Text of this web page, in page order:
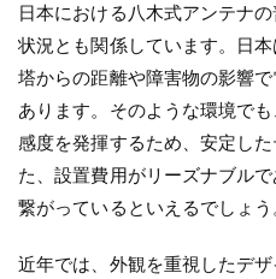
日本における八木式アンテナ
状況とも関係しています。日
塔からの距離や障害物の影響
あります。そのような環境で
感度を発揮するため、安定し
た、設置費用がリーズナブル
繋がっているといえるでしょう
近年では、外観を重視したデ